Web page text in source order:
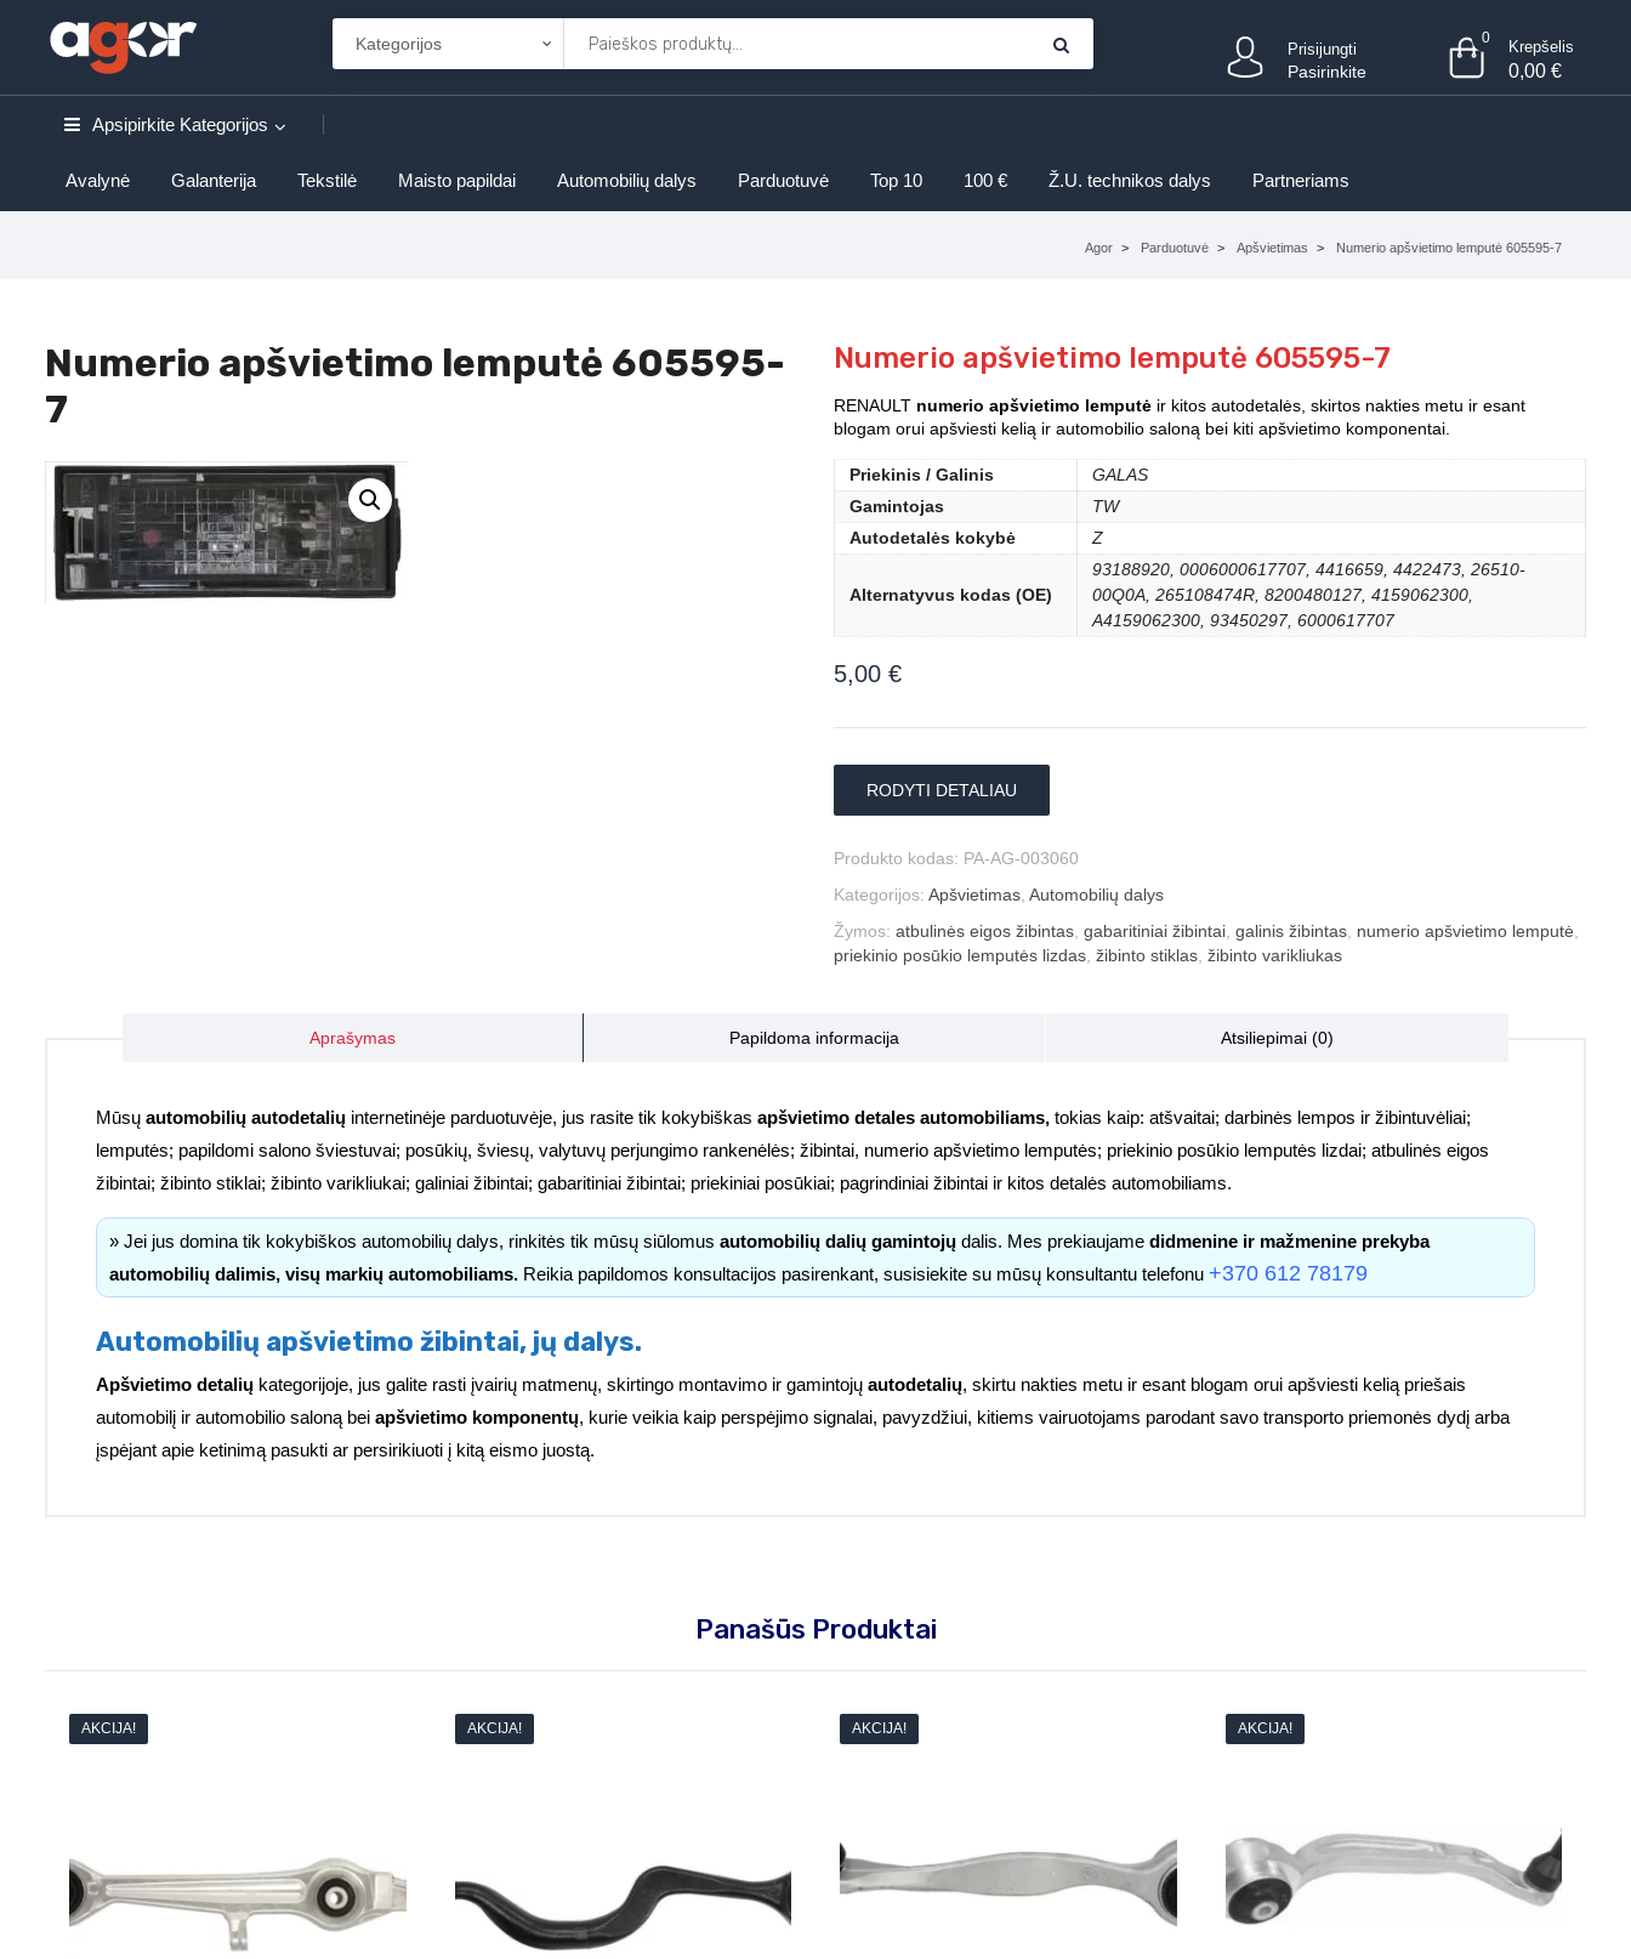
Prisijungti
Pasirinkite
0 Krepšelis
0,00 €
Apsipirkite Kategorijos
Avalynė Galanterija Tekstilė Maisto papildai Automobilių dalys Parduotuvė Top 10 100 € Ž.U. technikos dalys Partneriams
Agor Parduotuvė Apšvietimas Numerio apšvietimo lemputė 605595-7
Numerio apšvietimo lemputė 605595-
7
Numerio apšvietimo lemputė 605595-7
RENAULT numerio apšvietimo lemputė ir kitos autodetalės, skirtos nakties metu ir esant
blogam orui apšviesti kelią ir automobilio saloną bei kiti apšvietimo komponentai.
Priekinis / Galinis
GALAS
Gamintojas
TW
Autodetalės kokybė
Z
Alternatyvus kodas (OE)
93188920, 0006000617707, 4416659, 4422473, 26510-
00Q0A, 265108474R, 8200480127, 4159062300,
A4159062300, 93450297, 6000617707
5,00 €
RODYTI DETALIAU
Produkto kodas: PA-AG-003060
Kategorijos: Apšvietimas Automobilių dalys
Žymos: atbulinės eigos žibintas gabaritiniai žibintai galinis žibintas numerio apšvietimo lemputė
priekinio posūkio lemputės lizdas žibinto stiklas žibinto varikliukas
Aprašymas Papildoma informacija Atsiliepimai (0)
Mūsų automobilių autodetalių internetinėje parduotuvėje, jus rasite tik kokybiškas apšvietimo detales automobiliams, tokias kaip: atšvaitai; darbinės lempos ir žibintuvėliai;
lemputės; papildomi salono šviestuvai; posūkių, šviesų, valytuvų perjungimo rankenėlės; žibintai, numerio apšvietimo lemputės; priekinio posūkio lemputės lizdai; atbulinės eigos
žibintai; žibinto stiklai; žibinto varikliukai; galiniai žibintai; gabaritiniai žibintai; priekiniai posūkiai; pagrindiniai žibintai ir kitos detalės automobiliams.
» Jei jus domina tik kokybiškos automobilių dalys, rinkitės tik mūsų siūlomus automobilių dalių gamintojų dalis. Mes prekiaujame didmenine ir mažmenine prekyba
automobilių dalimis, visų markių automobiliams. Reikia papildomos konsultacijos pasirenkant, susisiekite su mūsų konsultantu telefonu +370 612 78179
Automobilių apšvietimo žibintai, jų dalys.
Apšvietimo detalių kategorijoje, jus galite rasti įvairių matmenų, skirtingo montavimo ir gamintojų autodetalių, skirtu nakties metu ir esant blogam orui apšviesti kelią priešais
automobilį ir automobilio saloną bei apšvietimo komponentų, kurie veikia kaip perspėjimo signalai, pavyzdžiui, kitiems vairuotojams parodant savo transporto priemonės dydį arba
įspėjant apie ketinimą pasukti ar persirikiuoti į kitą eismo juostą.
Panašūs Produktai
AKCIJA! AKCIJA! AKCIJA! AKCIJA!